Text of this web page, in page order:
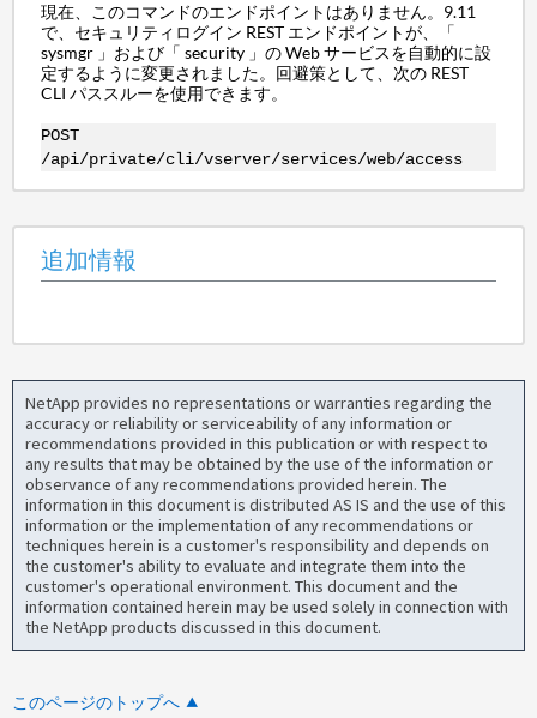
現在、このコマンドのエンドポイントはありません。9.11
で、セキュリティログイン REST エンドポイントが、「
sysmgr 」および「 security 」の Web サービスを自動的に設
定するように変更されました。回避策として、次の REST
CLI パススルーを使用できます。
POST
/api/private/cli/vserver/services/web/access
追加情報
NetApp provides no representations or warranties regarding the
accuracy or reliability or serviceability of any information or
recommendations provided in this publication or with respect to
any results that may be obtained by the use of the information or
observance of any recommendations provided herein. The
information in this document is distributed AS IS and the use of this
information or the implementation of any recommendations or
techniques herein is a customer's responsibility and depends on
the customer's ability to evaluate and integrate them into the
customer's operational environment. This document and the
information contained herein may be used solely in connection with
the NetApp products discussed in this document.
このページのトップへ